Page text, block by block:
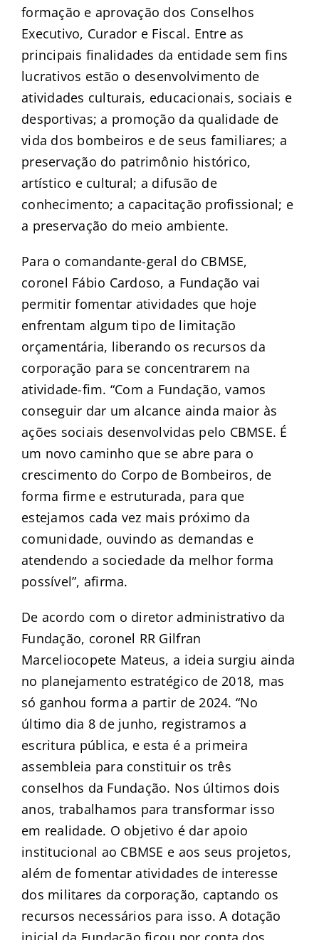
formação e aprovação dos Conselhos
Executivo, Curador e Fiscal. Entre as
principais finalidades da entidade sem fins
lucrativos estão o desenvolvimento de
atividades culturais, educacionais, sociais e
desportivas; a promoção da qualidade de
vida dos bombeiros e de seus familiares; a
preservação do patrimônio histórico,
artístico e cultural; a difusão de
conhecimento; a capacitação profissional; e
a preservação do meio ambiente.
Para o comandante-geral do CBMSE,
coronel Fábio Cardoso, a Fundação vai
permitir fomentar atividades que hoje
enfrentam algum tipo de limitação
orçamentária, liberando os recursos da
corporação para se concentrarem na
atividade-fim. “Com a Fundação, vamos
conseguir dar um alcance ainda maior às
ações sociais desenvolvidas pelo CBMSE. É
um novo caminho que se abre para o
crescimento do Corpo de Bombeiros, de
forma firme e estruturada, para que
estejamos cada vez mais próximo da
comunidade, ouvindo as demandas e
atendendo a sociedade da melhor forma
possível”, afirma.
De acordo com o diretor administrativo da
Fundação, coronel RR Gilfran
Marceliocopete Mateus, a ideia surgiu ainda
no planejamento estratégico de 2018, mas
só ganhou forma a partir de 2024. “No
último dia 8 de junho, registramos a
escritura pública, e esta é a primeira
assembleia para constituir os três
conselhos da Fundação. Nos últimos dois
anos, trabalhamos para transformar isso
em realidade. O objetivo é dar apoio
institucional ao CBMSE e aos seus projetos,
além de fomentar atividades de interesse
dos militares da corporação, captando os
recursos necessários para isso. A dotação